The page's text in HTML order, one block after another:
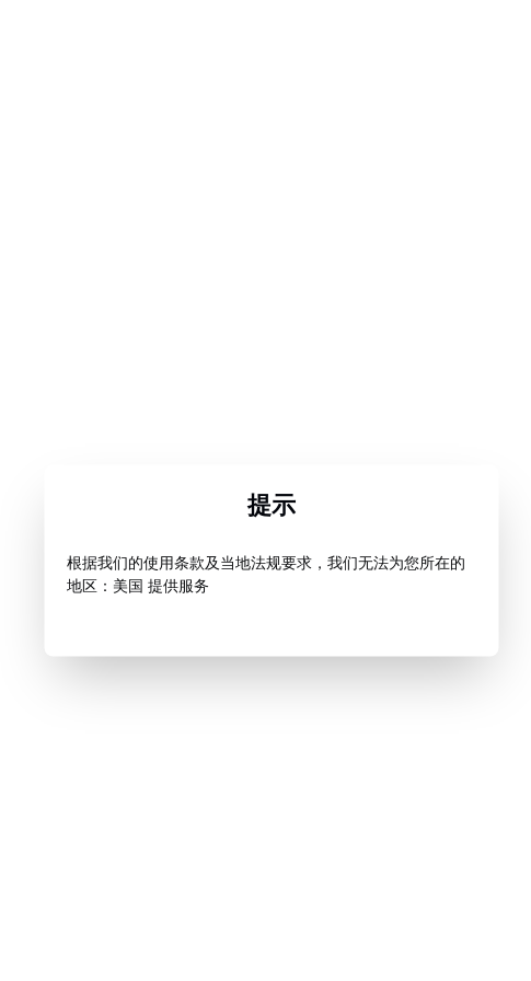
提示
根据我们的使用条款及当地法规要求，我们无法为您所在的
地区：美国 提供服务